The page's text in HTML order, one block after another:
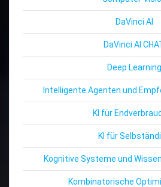
DaVinci AI
DaVinci AI
Deep Learning
Intelligente Agenten und
KI für
KI für
Kognitive Systeme und
Kombinatorische